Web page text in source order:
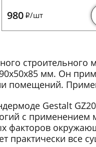
980 i/шт
мм. Он
помещений.
Gestalt
с
факторов
практически все